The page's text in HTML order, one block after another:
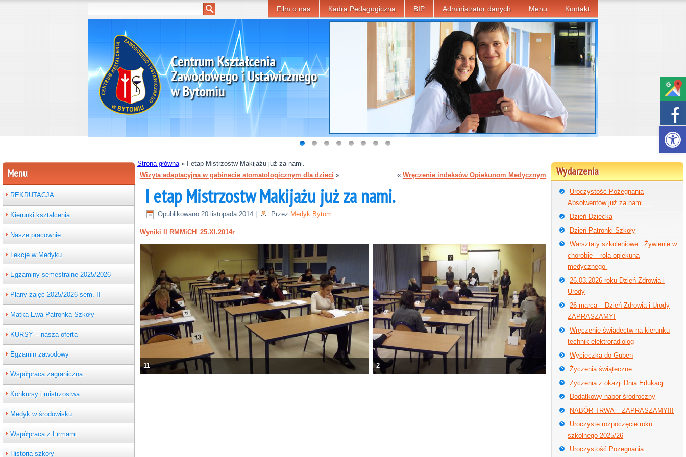
Otwórz
Film o nas Kadra Pedagogiczna BIP Administrator danych Menu Kontakt
Menu
REKRUTACJA
Kierunki kształcenia
Nasze pracownie
Lekcje w Medyku
Egzaminy semestralne 2025/2026
Plany zajęć 2025/2026 sem. II
Matka Ewa-Patronka Szkoły
KURSY – nasza oferta
Egzamin zawodowy
Współpraca zagraniczna
Konkursy i mistrzostwa
Medyk w środowisku
Współpraca z Firmami
Historia szkoły
Strona główna»
I etap Mistrzostw Makijażu już za nami.
Wizyta adaptacyjna w gabinecie stomatologicznym dla dzieci » «Wręczenie indeksów Opiekunom Medycznym
I etap Mistrzostw Makijażu już za nami.
Opublikowano 20 listopada 2014| Przez Medyk Bytom
Wyniki II RMMiCH_25.XI.2014r_
11 2
Wydarzenia
Uroczystość Pożegnania
Absolwentów już za nami…
Dzień Dziecka
Dzień Patronki Szkoły
Warsztaty szkoleniowe: „Żywienie w
chorobie – rola opiekuna
medycznego”
26.03.2026 roku Dzień Zdrowia i
Urody
26 marca – Dzień Zdrowia i Urody
ZAPRASZAMY!
Wręczenie świadectw na kierunku
technik elektroradiolog
Wycieczka do Guben
Życzenia świąteczne
Życzenia z okazji Dnia Edukacji
Dodatkowy nabór śródroczny
NABÓR TRWA – ZAPRASZAMY!!!
Uroczyste rozpoczęcie roku
szkolnego 2025/26
Uroczystość Pożegnania